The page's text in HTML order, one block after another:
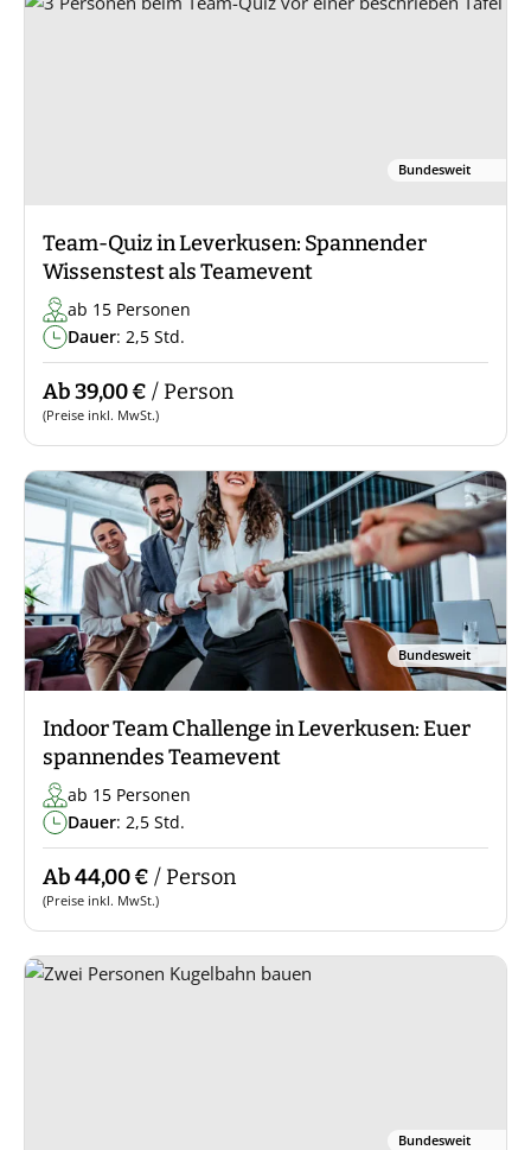
Bundesweit
Team-Quiz in Leverkusen: Spannender
Wissenstest als Teamevent
ab 15 Personen
Dauer: 2,5 Std.
Ab 39,00 € / Person
(Preise inkl. MwSt.)
Bundesweit
Indoor Team Challenge in Leverkusen: Euer
spannendes Teamevent
ab 15 Personen
Dauer: 2,5 Std.
Ab 44,00 € / Person
(Preise inkl. MwSt.)
Bundesweit